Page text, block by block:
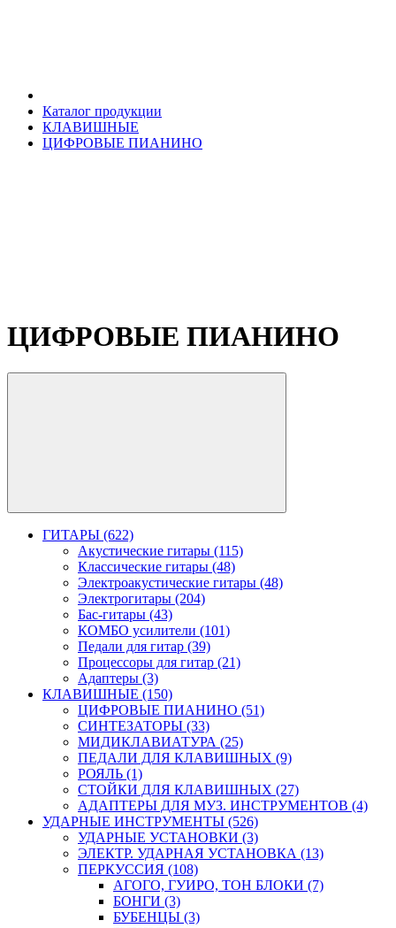
Каталог продукции
КЛАВИШНЫЕ
ЦИФРОВЫЕ ПИАНИНО
ЦИФРОВЫЕ ПИАНИНО
ГИТАРЫ (622)
Акустические гитары (115)
Классические гитары (48)
Электроакустические гитары (48)
Электрогитары (204)
Бас-гитары (43)
КОМБО усилители (101)
Педали для гитар (39)
Процессоры для гитар (21)
Адаптеры (3)
КЛАВИШНЫЕ (150)
ЦИФРОВЫЕ ПИАНИНО (51)
СИНТЕЗАТОРЫ (33)
МИДИКЛАВИАТУРА (25)
ПЕДАЛИ ДЛЯ КЛАВИШНЫХ (9)
РОЯЛЬ (1)
СТОЙКИ ДЛЯ КЛАВИШНЫХ (27)
АДАПТЕРЫ ДЛЯ МУЗ. ИНСТРУМЕНТОВ (4)
УДАРНЫЕ ИНСТРУМЕНТЫ (526)
УДАРНЫЕ УСТАНОВКИ (3)
ЭЛЕКТР. УДАРНАЯ УСТАНОВКА (13)
ПЕРКУССИЯ (108)
АГОГО, ГУИРО, ТОН БЛОКИ (7)
БОНГИ (3)
БУБЕНЦЫ (3)